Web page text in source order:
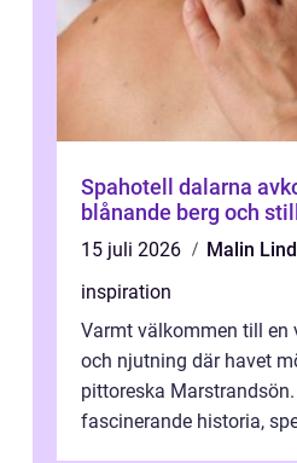
Spahotell dalarna avkoppling bland
blånande berg och
15 juli 2026
Malin
inspiration
Varmt välkommen till en
och njutning där havet
pittoreska
fascinerande historia,